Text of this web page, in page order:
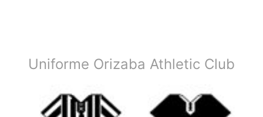
Uniforme Orizaba Athletic Club